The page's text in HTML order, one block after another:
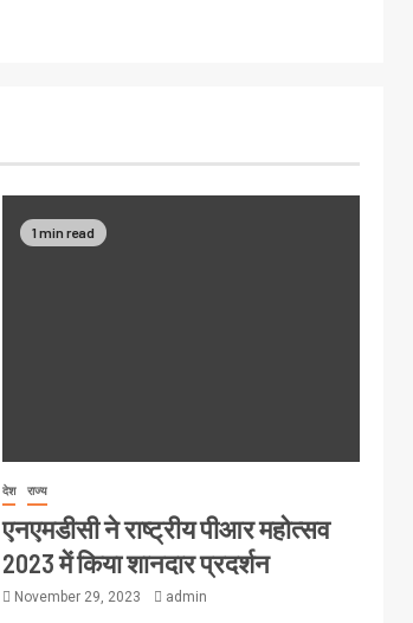
1 min read
देश राज्य
एनएमडीसी ने राष्ट्रीय पीआर महोत्सव
2023 में किया शानदार प्रदर्शन
November 29, 2023 admin